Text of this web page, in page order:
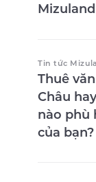
Mizuland
Tin tức
Thuê
Châu
nào phù
của bạn?